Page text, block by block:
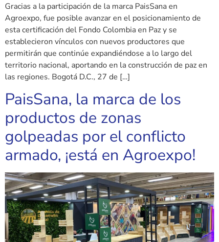
Gracias a la participación de la marca PaisSana en
Agroexpo, fue posible avanzar en el posicionamiento de
esta certificación del Fondo Colombia en Paz y se
establecieron vínculos con nuevos productores que
permitirán que continúe expandiéndose a lo largo del
territorio nacional, aportando en la construcción de paz en
las regiones. Bogotá D.C., 27 de […]
PaisSana, la marca de los
productos de zonas
golpeadas por el conflicto
armado, ¡está en Agroexpo!